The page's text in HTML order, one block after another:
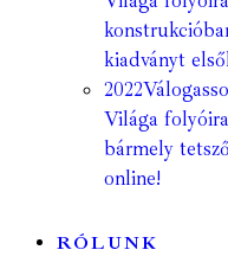
kiadványt
2022
Világa
bármely
online!
RÓLUNK